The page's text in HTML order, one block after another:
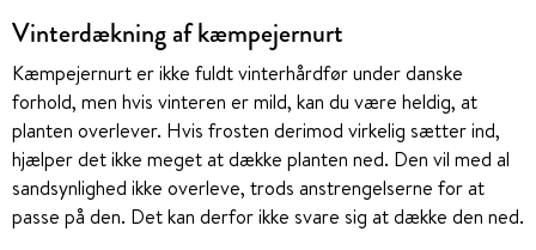
Vinterdækning af kæmpejernurt
Kæmpejernurt er ikke fuldt vinterhårdfør under danske
forhold, men hvis vinteren er mild, kan du være heldig, at
planten overlever. Hvis frosten derimod virkelig sætter ind,
hjælper det ikke meget at dække planten ned. Den vil med al
sandsynlighed ikke overleve, trods anstrengelserne for at
passe på den. Det kan derfor ikke svare sig at dække den ned.